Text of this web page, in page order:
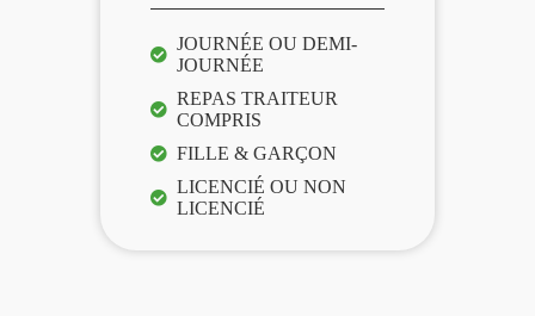
JOURNÉE OU DEMI-
JOURNÉE
REPAS TRAITEUR
COMPRIS
FILLE & GARÇON
LICENCIÉ OU NON
LICENCIÉ